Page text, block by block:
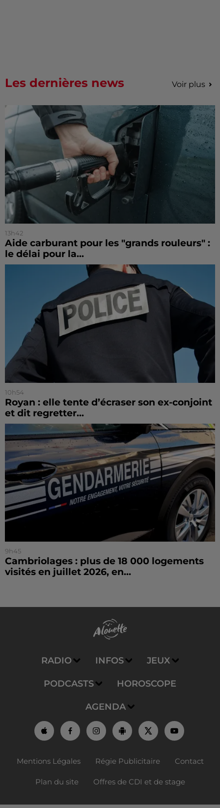
Les dernières news Voir plus
13h42
Aide carburant pour les "grands rouleurs" :
le délai pour la...
10h54
Royan : elle tente d’écraser son ex-conjoint
et dit regretter...
9h45
Cambriolages : plus de 18 000 logements
visités en juillet 2026, en...
RADIO INFOS JEUX
PODCASTS HOROSCOPE
AGENDA
Mentions Légales Régie Publicitaire Contact
Plan du site Offres de CDI et de stage